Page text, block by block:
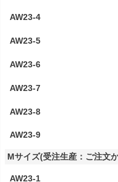
AW23-4
AW23-5
AW23-6
AW23-7
AW23-8
AW23-9
Mサイズ(受注生産：ご注文
AW23-1